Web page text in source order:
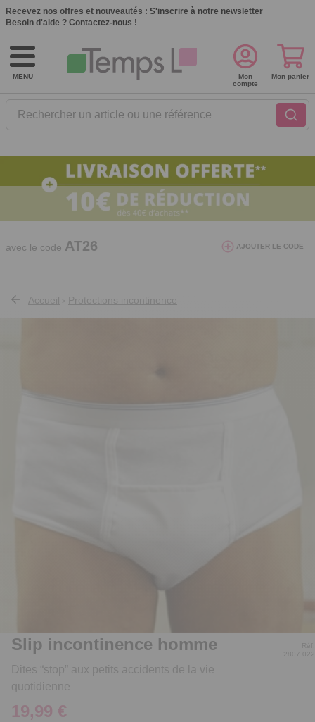
Recevez nos offres et nouveautés : S'inscrire à notre newsletter
Besoin d'aide ? Contactez-nous !
MENU
Rechercher un article ou une référence
Mon
compte
Mon panier
10€ de réduction dès 40€ d'achat. Offre
valable du 03/08/2026 au 12/08/2026.
avec le code AT26 AJOUTER LE CODE
Accueil Protections incontinence
Slip incontinence homme
Dites “stop” aux petits accidents de la vie
quotidienne
Réf.
2807.022
19,99 €